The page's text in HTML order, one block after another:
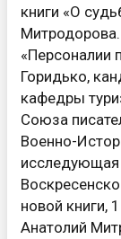
книги «О
«Персоналии
Горидько,
кафедры
Союза
Военно-
новой книги,
Анатолий